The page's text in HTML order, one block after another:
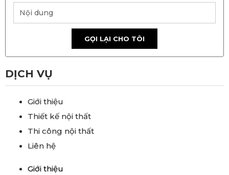
GỌI LẠI CHO TÔI
DỊCH VỤ
Giới thiệu
Thiết kế nội thất
Thi công nội thất
Liên hệ
Giới thiệu